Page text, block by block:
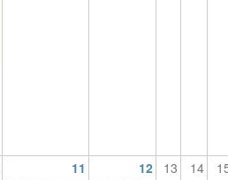
11 12 13 14